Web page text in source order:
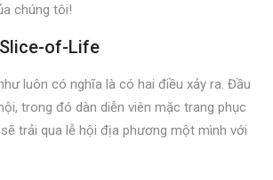
chúng tôi!
of-Life
luôn có nghĩa là có hai điều xảy ra. Đầu
trong đó dàn diễn viên mặc trang phục
trải qua lễ hội địa phương một mình với